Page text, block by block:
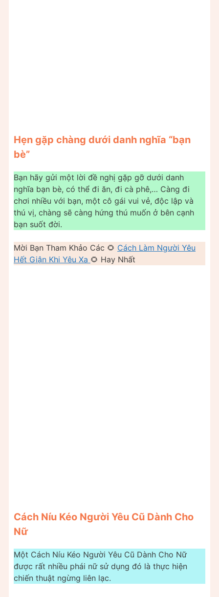
Hẹn gặp chàng dưới danh nghĩa “bạn
bè”
Bạn hãy gửi một lời đề nghị gặp gỡ dưới danh
nghĩa bạn bè, có thể đi ăn, đi cà phê,… Càng đi
chơi nhiều với bạn, một cô gái vui vẻ, độc lập và
thú vị, chàng sẽ càng hứng thú muốn ở bên cạnh
bạn suốt đời.
Mời Bạn Tham Khảo Các 🌻 Cách Làm Người Yêu
Hết Giận Khi Yêu Xa 🌻 Hay Nhất
Cách Níu Kéo Người Yêu Cũ Dành Cho
Nữ
Một Cách Níu Kéo Người Yêu Cũ Dành Cho Nữ
được rất nhiều phái nữ sử dụng đó là thực hiện
chiến thuật ngừng liên lạc.